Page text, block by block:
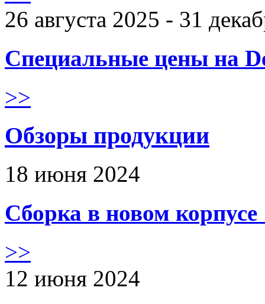
26 августа 2025 - 31
Специальные цены на
>>
Обзоры продукции
18 июня 2024
Сборка в новом
>>
12 июня 2024